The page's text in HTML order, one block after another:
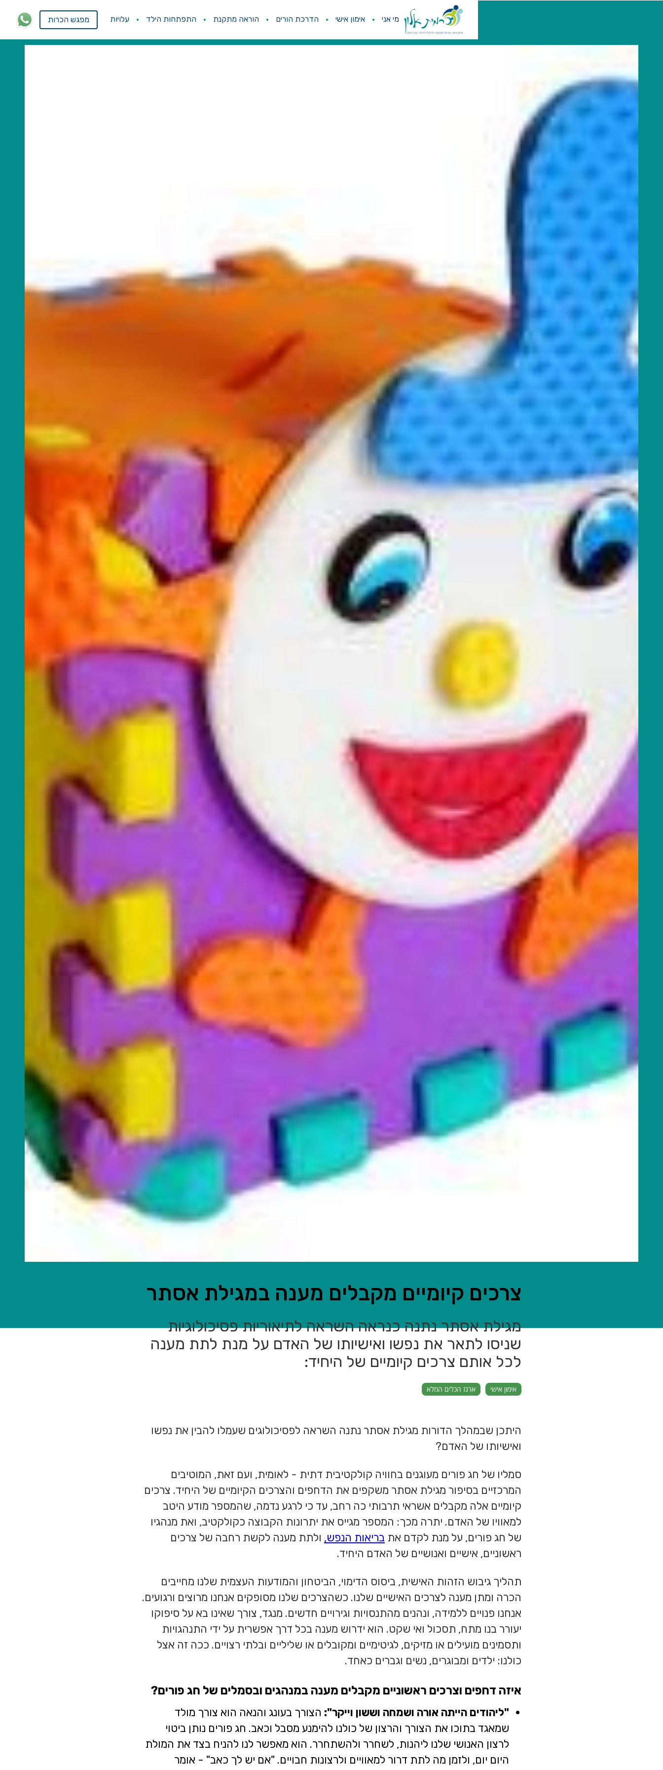
מי אני אימון אישי הדרכת הורים הוראה מתקנת התפתחות הילד עלויות מפגש הכרות
צרכים קיומיים מקבלים מענה במגילת אסתר
מגילת אסתר נתנה כנראה השראה לתיאוריות פסיכולוגיות
שניסו לתאר את נפשו ואישיותו של האדם על מנת לתת מענה
לכל אותם צרכים קיומיים של היחיד:
אימון אישי ארגז הכלים המלא
היתכן שבמהלך הדורות מגילת אסתר נתנה השראה לפסיכולוגים שעמלו להבין את נפשו
ואישיותו של האדם?
סמליו של חג פורים מעוגנים בחוויה קולקטיבית דתית - לאומית, ועם זאת, המוטיבים
המרכזיים בסיפור מגילת אסתר משקפים את הדחפים והצרכים הקיומיים של היחיד. צרכים
קיומיים אלה מקבלים אשראי תרבותי כה רחב, עד כי לרגע נדמה, שהמספר מודע היטב
למאוויו של האדם. יתרה מכך: המספר מגייס את יתרונות הקבוצה כקולקטיב, ואת מנהגיו
של חג פורים, על מנת לקדם את בריאות הנפש, ולתת מענה לקשת רחבה של צרכים
ראשוניים, אישיים ואנושיים של האדם היחיד.
תהליך גיבוש הזהות האישית, ביסוס הדימוי, הביטחון והמודעות העצמית שלנו מחייבים
הכרה ומתן מענה לצרכים האישיים שלנו. כשהצרכים שלנו מסופקים אנחנו מרוצים ורגועים.
אנחנו פנויים ללמידה, ונהנים מהתנסויות וגירויים חדשים. מנגד, צורך שאינו בא על סיפוקו
יעורר בנו מתח, תסכול ואי שקט. הוא ידרוש מענה בכל דרך אפשרית על ידי התנהגויות
ותסמינים מועילים או מזיקים, לגיטימיים ומקובלים או שליליים ובלתי רצויים. ככה זה אצל
כולנו: ילדים ומבוגרים, נשים וגברים כאחד.
איזה דחפים וצרכים ראשוניים מקבלים מענה במנהגים ובסמלים של חג פורים?
"ליהודים הייתה אורה ושמחה וששון וייקר": הצורך בעונג והנאה הוא צורך מולד
שמאגד בתוכו את הצורך והרצון של כולנו להימנע מסבל וכאב. חג פורים נותן ביטוי
לרצון האנושי שלנו ליהנות, לשחרר ולהשתחרר. הוא מאפשר לנו להניח בצד את המולת
היום יום, ולזמן מה לתת דרור למאוויים ולרצונות חבויים. "אם יש לך כאב" - אומר